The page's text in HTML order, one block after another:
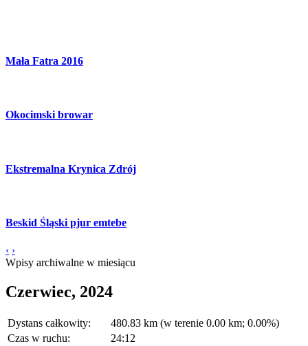
Mała Fatra 2016
Okocimski browar
Ekstremalna Krynica Zdrój
Beskid Śląski pjur emtebe
‹ ›
Wpisy archiwalne w miesiącu
Czerwiec, 2024
Dystans całkowity:
480.83 km (w terenie 0.00 km; 0.00%)
Czas w ruchu:
24:12